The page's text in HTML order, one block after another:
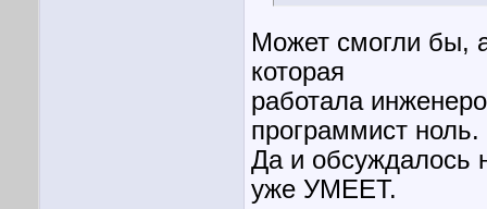
Может смогли бы,
которая
работала
программист
Да и обсуждалось
уже УМЕЕТ.